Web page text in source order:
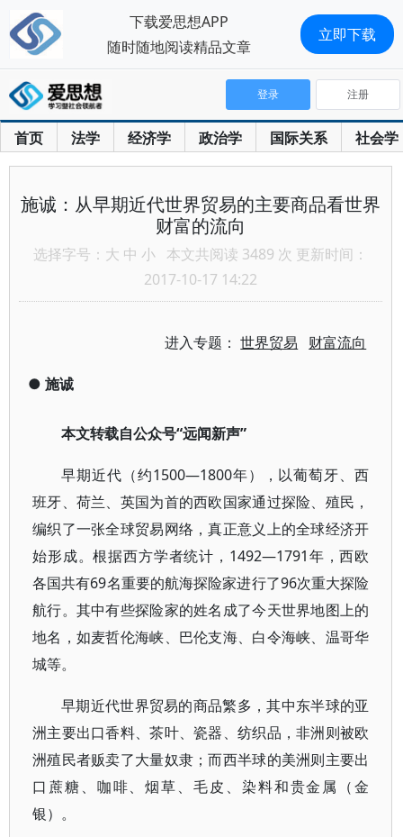
首页 法学 经济学 政治学 国际关系 社会学
登录 注册
施诚：从早期近代世界贸易的主要商品看世界
财富的流向
选择字号： 大 中 小 本文共阅读 3489 次 更新时间：
2017-10-17 14:22
进入专题：世界贸易 财富流向
● 施诚
本文转载自公众号“远闻新声”
早期近代（约1500—1800年），以葡萄牙、西
班牙、荷兰、英国为首的西欧国家通过探险、殖民，
编织了一张全球贸易网络，真正意义上的全球经济开
始形成。根据西方学者统计，1492—1791年，西欧
各国共有69名重要的航海探险家进行了96次重大探险
航行。其中有些探险家的姓名成了今天世界地图上的
地名，如麦哲伦海峡、巴伦支海、白令海峡、温哥华
城等。
早期近代世界贸易的商品繁多，其中东半球的亚
洲主要出口香料、茶叶、瓷器、纺织品，非洲则被欧
洲殖民者贩卖了大量奴隶；而西半球的美洲则主要出
口蔗糖、咖啡、烟草、毛皮、染料和贵金属（金
银）。
下载爱思想APP
随时随地阅读精品文章
立即下载